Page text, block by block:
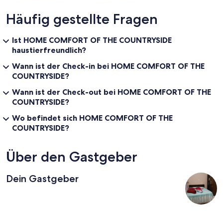
Häufig gestellte Fragen
Ist HOME COMFORT OF THE COUNTRYSIDE
haustierfreundlich?
Wann ist der Check-in bei HOME COMFORT OF THE
COUNTRYSIDE?
Wann ist der Check-out bei HOME COMFORT OF THE
COUNTRYSIDE?
Wo befindet sich HOME COMFORT OF THE
COUNTRYSIDE?
Über den Gastgeber
Dein Gastgeber